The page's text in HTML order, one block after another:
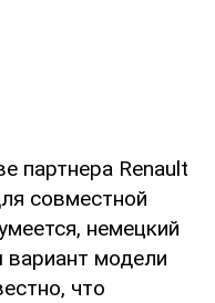
партнера Renault
совместной
немецкий
вариант модели
что